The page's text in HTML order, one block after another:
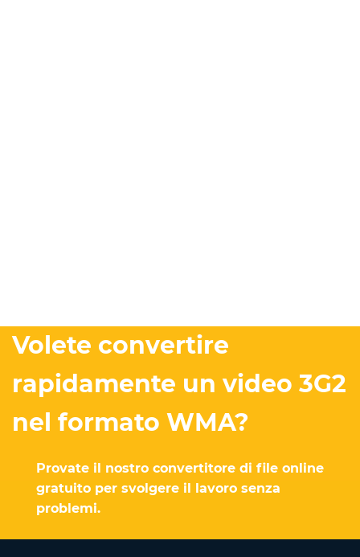
Volete convertire
rapidamente un video 3G2
nel formato WMA?
Provate il nostro convertitore di file online
gratuito per svolgere il lavoro senza
problemi.